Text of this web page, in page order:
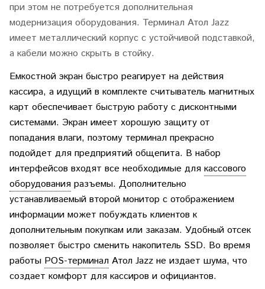
при этом не потребуется дополнительная
модернизация оборудования. Терминал Атол Jazz
имеет металлический корпус с устойчивой подставкой,
а кабели можно скрыть в стойку.
Емкостной экран быстро реагирует на действия
кассира, а идущий в комплекте считыватель магнитных
карт обеспечивает быструю работу с дисконтными
системами. Экран имеет хорошую защиту от
попадания влаги, поэтому терминал прекрасно
подойдет для предприятий общепита. В набор
интерфейсов входят все необходимые для кассового
оборудования разъемы. Дополнительно
устанавливаемый второй монитор с отображением
информации может побуждать клиентов к
дополнительным покупкам или заказам. Удобный отсек
позволяет быстро сменить накопитель SSD. Во время
работы POS-терминал Атол Jazz не издает шума, что
создает комфорт для кассиров и официантов.